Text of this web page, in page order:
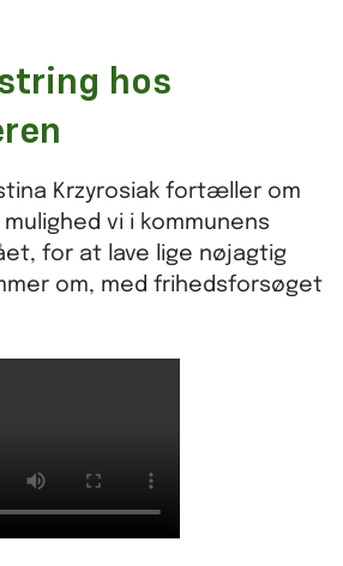
hos
Krzyrosiak fortæller om
vi i kommunens
for at lave lige nøjagtig
om, med frihedsforsøget